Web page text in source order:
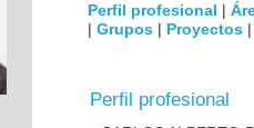
Perfil profesional |
| Grupos | Proyectos
Perfil profesional